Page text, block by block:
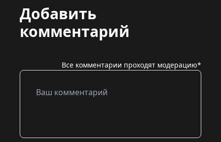
Добавить
комментарий
Все комментарии проходят модерацию*